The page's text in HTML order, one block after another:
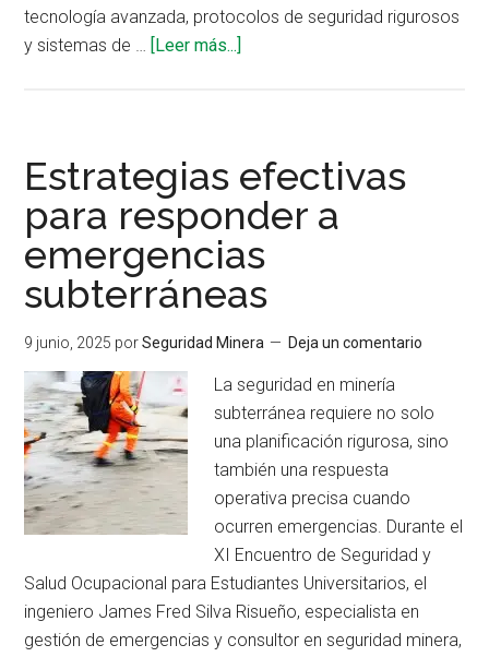
tecnología avanzada, protocolos de seguridad rigurosos
y sistemas de … [Leer más...]
inundaciones
en
minas
subterráneas
Estrategias efectivas
para responder a
emergencias
subterráneas
9 junio, 2025 porSeguridad Minera Deja un comentario
La seguridad en minería
subterránea requiere no solo
una planificación rigurosa, sino
también una respuesta
operativa precisa cuando
ocurren emergencias. Durante el
XI Encuentro de Seguridad y
Salud Ocupacional para Estudiantes Universitarios, el
ingeniero James Fred Silva Risueño, especialista en
gestión de emergencias y consultor en seguridad minera,